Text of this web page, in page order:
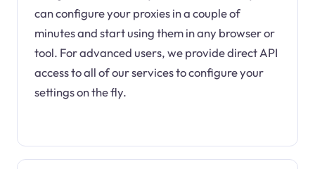
can configure your proxies in a couple of
minutes and start using them in any browser or
tool. For advanced users, we provide direct API
access to all of our services to configure your
settings on the fly.